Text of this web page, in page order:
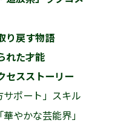
り戻す物語
れた才能
セスストーリー
ポート」スキル
やかな芸能界」